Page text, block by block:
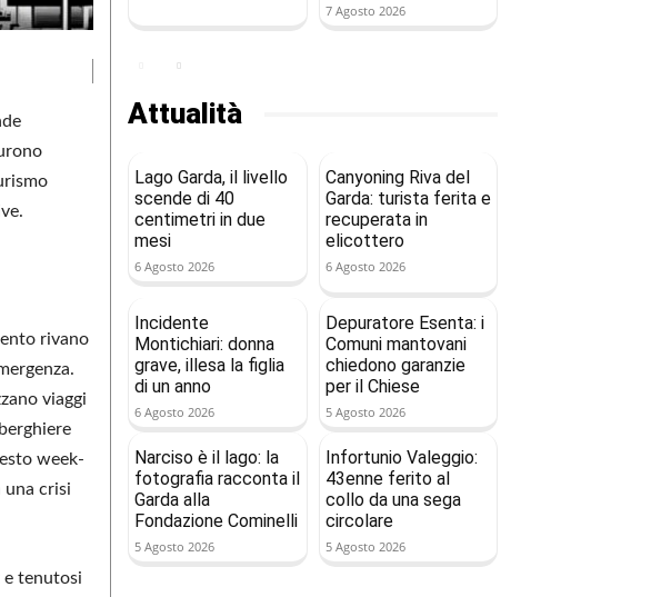
rivano
viaggi
week-
una crisi
e tenutosi
7 Agosto 2026
Attualità
Lago Garda, il livello
scende di 40
centimetri in due
mesi
6 Agosto 2026
Canyoning Riva del
Garda: turista ferita e
recuperata in
elicottero
6 Agosto 2026
Incidente
Montichiari: donna
grave, illesa la figlia
di un anno
6 Agosto 2026
Depuratore Esenta: i
Comuni mantovani
chiedono garanzie
per il Chiese
5 Agosto 2026
Narciso è il lago: la
fotografia racconta il
Garda alla
Fondazione Cominelli
5 Agosto 2026
Infortunio Valeggio:
43enne ferito al
collo da una sega
circolare
5 Agosto 2026